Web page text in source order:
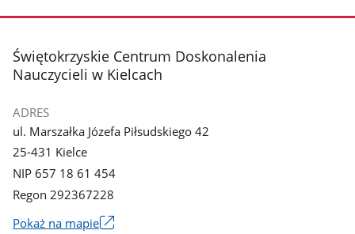
stopka
Świętokrzyskie Centrum Doskonalenia
Nauczycieli w Kielcach
ADRES
ul. Marszałka Józefa Piłsudskiego 42
25-431 Kielce
NIP 657 18 61 454
Regon 292367228
Pokaż na mapieLink